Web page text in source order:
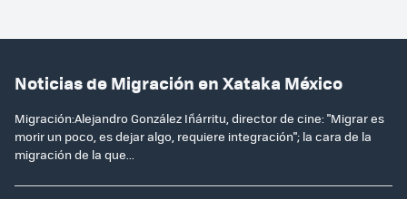
Noticias de Migración en Xataka México
Migración:Alejandro González Iñárritu, director de cine: "Migrar es
morir un poco, es dejar algo, requiere integración"; la cara de la
migración de la que...